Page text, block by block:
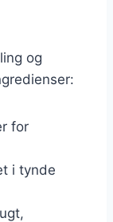
og
for
i tynde